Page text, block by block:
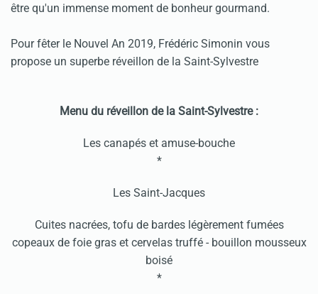
être qu'un immense moment de bonheur gourmand.
Pour fêter le Nouvel An 2019, Frédéric Simonin vous
propose un superbe réveillon de la Saint-Sylvestre
Menu du réveillon de la Saint-Sylvestre :
Les canapés et amuse-bouche
*
Les Saint-Jacques
Cuites nacrées, tofu de bardes légèrement fumées
copeaux de foie gras et cervelas truffé - bouillon mousseux
boisé
*